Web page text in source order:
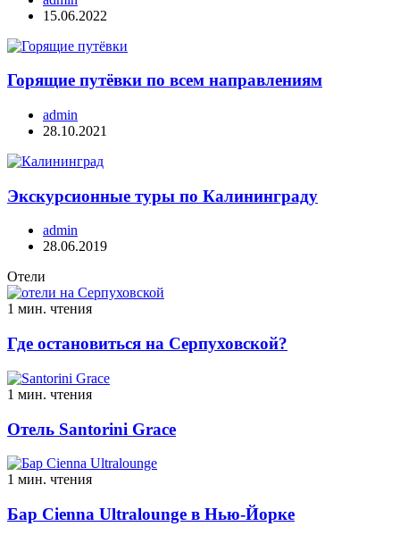
15.06.2022
Горящие путёвки по всем направлениям
admin
28.10.2021
Экскурсионные туры по Калининграду
admin
28.06.2019
Отели
1 мин. чтения
Где остановиться на Серпуховской?
1 мин. чтения
Отель Santorini Grace
1 мин. чтения
Бар Cienna Ultralounge в Нью-Йорке